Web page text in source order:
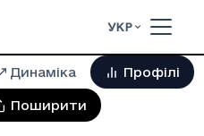
УКР
Динаміка Профілі
Поширити